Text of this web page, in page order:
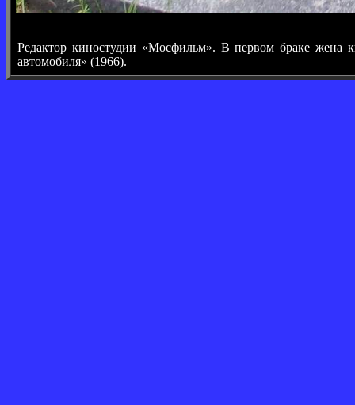
Редактор киностудии «Мосфильм». В первом браке жена
автомобиля» (1966).